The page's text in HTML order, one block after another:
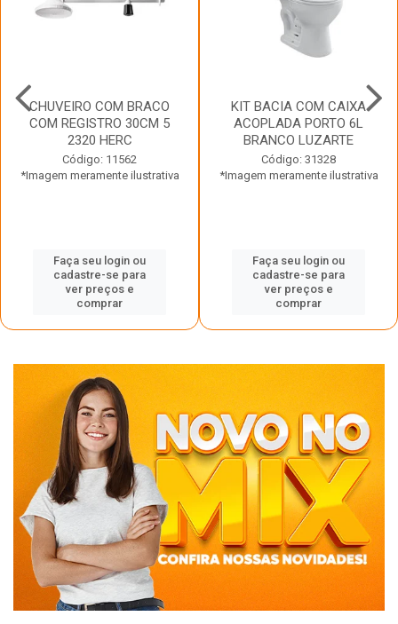
CHUVEIRO COM BRACO
COM REGISTRO 30CM 5
2320 HERC
Código: 11562
*Imagem meramente ilustrativa
Faça seu login ou
cadastre-se para
ver preços e
comprar
KIT BACIA COM CAIXA
ACOPLADA PORTO 6L
BRANCO LUZARTE
Código: 31328
*Imagem meramente ilustrativa
Faça seu login ou
cadastre-se para
ver preços e
comprar